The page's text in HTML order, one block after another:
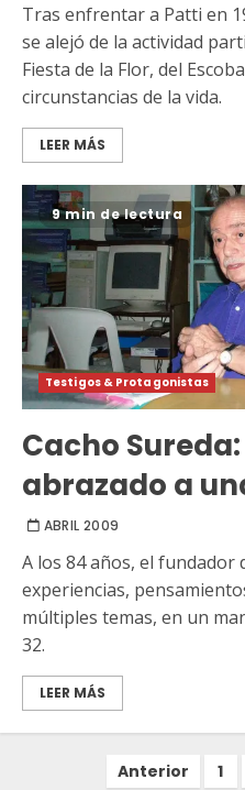
Tras enfrentar a Patti en
se alejó de la actividad
Fiesta de la Flor, del
circunstancias de la vida.
LEER MÁS
9 min de lectura
Testigos & Protagonistas
Cacho
abrazado a
ABRIL 2009
A los 84 años, el fundador
experiencias,
múltiples temas, en un
32.
LEER MÁS
Paginación
Anterior 1